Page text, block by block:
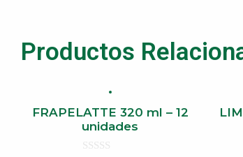
Productos
FRAPELATTE 320 ml – 12
unidades